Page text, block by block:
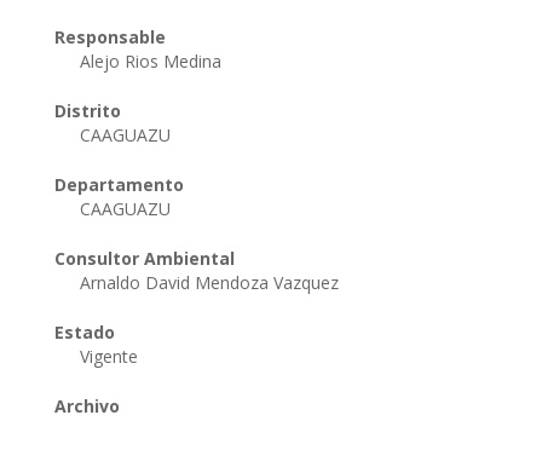
Responsable
Alejo Rios Medina
Distrito
CAAGUAZU
Departamento
CAAGUAZU
Consultor Ambiental
Arnaldo David Mendoza Vazquez
Estado
Vigente
Archivo